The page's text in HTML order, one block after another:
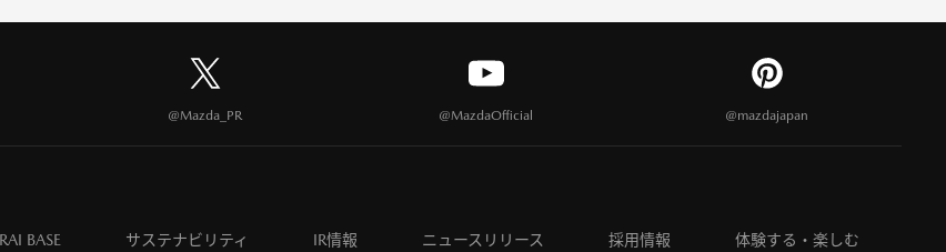
@Mazda_PR @MazdaOfficial @mazdajapan
BASE サステナビリティ IR情報 ニュースリリース 採用情報 体験する・楽しむ